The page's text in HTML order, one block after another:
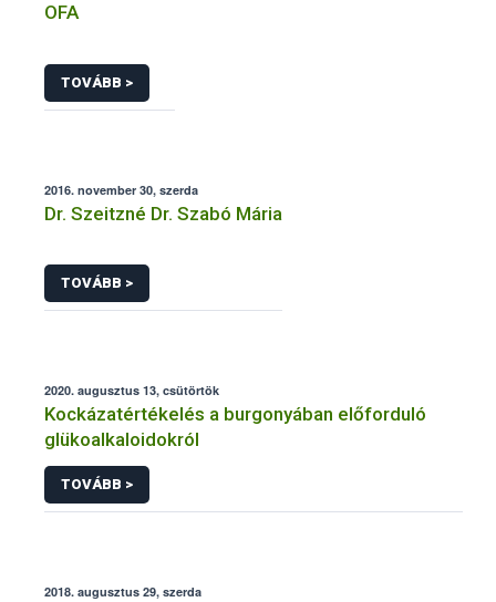
OFA
TOVÁBB >
2016. november 30, szerda
Dr. Szeitzné Dr. Szabó Mária
TOVÁBB >
2020. augusztus 13, csütörtök
Kockázatértékelés a burgonyában előforduló
glükoalkaloidokról
TOVÁBB >
2018. augusztus 29, szerda